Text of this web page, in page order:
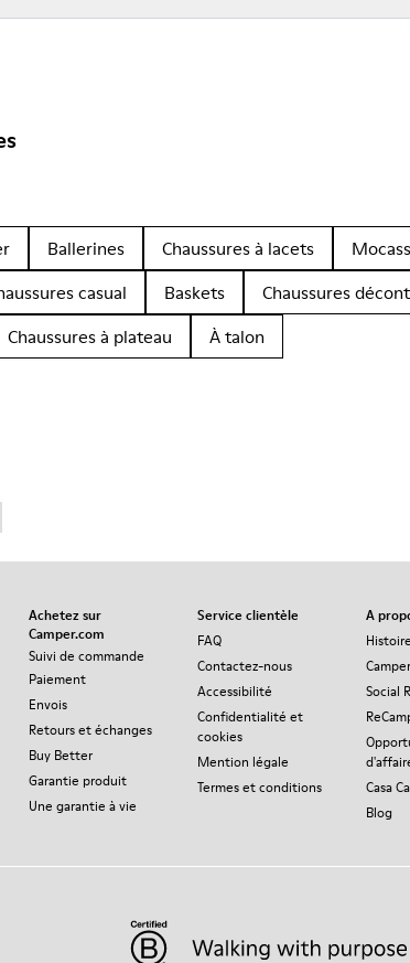
Ballerines Chaussures à lacets
casual Baskets Chaussures
Chaussures à plateau À talon
Achetez sur
Camper.com
Suivi de commande
Paiement
Envois
Retours et échanges
Buy Better
Garantie produit
Une garantie à vie
Service clientèle
FAQ
Contactez-nous
Accessibilité
Confidentialité et
cookies
Mention légale
Termes et conditions
A
Histoire
Social
Casa
Blog